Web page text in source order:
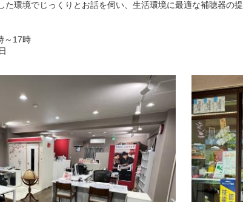
た環境でじっくりとお話を伺い、生活環境に最適な補聴器の
～17時